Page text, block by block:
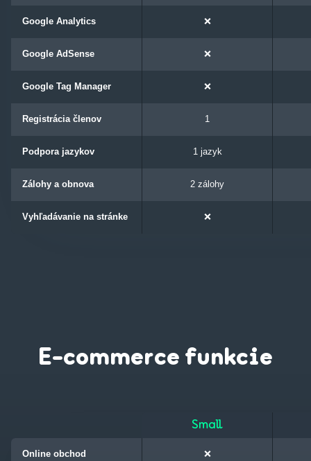
Google Analytics ❌
Google AdSense ❌
Google Tag Manager ❌
Registrácia členov 1
Podpora jazykov 1 jazyk
Zálohy a obnova 2 zálohy
Vyhľadávanie na stránke ❌
E-commerce funkcie
Small
Online obchod ❌